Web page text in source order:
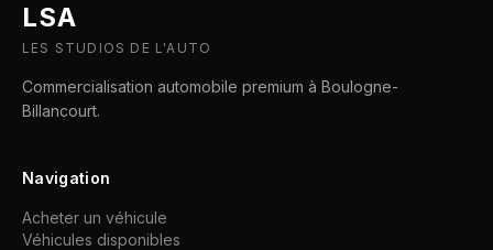
LSA
LES STUDIOS DE L'AUTO
Commercialisation automobile premium à Boulogne-
Billancourt.
Navigation
Acheter un véhicule
Véhicules disponibles